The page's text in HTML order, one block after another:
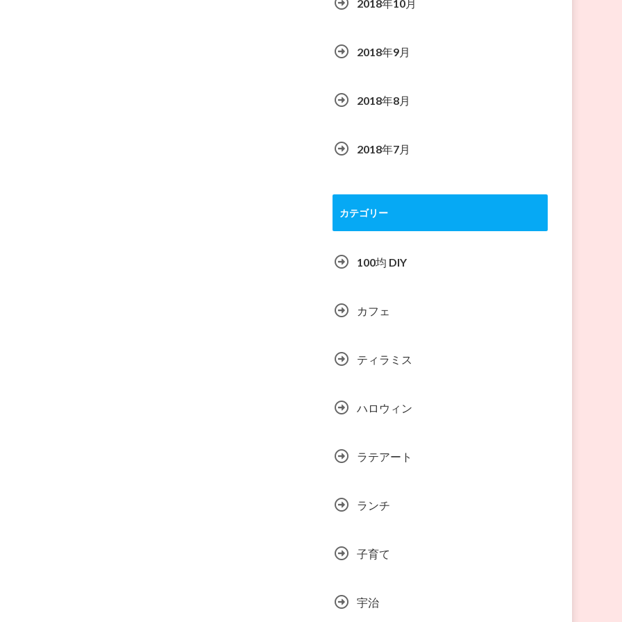
2018年10月
2018年9月
2018年8月
2018年7月
カテゴリー
100均 DIY
カフェ
ティラミス
ハロウィン
ラテアート
ランチ
子育て
宇治